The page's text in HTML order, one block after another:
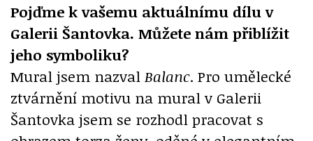
Pojďme k vašemu aktuálnímu dílu v
Galerii Šantovka. Můžete nám přiblížit
jeho symboliku?
Mural jsem nazval Balanc. Pro umělecké
ztvárnění motivu na mural v Galerii
Šantovka jsem se rozhodl pracovat s